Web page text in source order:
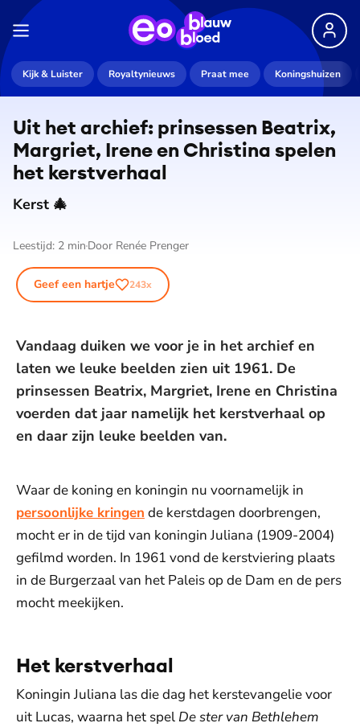
Kijk & Luister Royaltynieuws Praat mee Koningshuizen
Uit het archief: prinsessen Beatrix,
Margriet, Irene en Christina spelen
het kerstverhaal
Kerst 🎄
Leestijd: 2 min Door Renée Prenger
Geef een hartje 243x
Vandaag duiken we voor je in het archief en
laten we leuke beelden zien uit 1961. De
prinsessen Beatrix, Margriet, Irene en Christina
voerden dat jaar namelijk het kerstverhaal op
en daar zijn leuke beelden van.
Waar de koning en koningin nu voornamelijk in
persoonlijke kringen de kerstdagen doorbrengen,
mocht er in de tijd van koningin Juliana (1909-2004)
gefilmd worden. In 1961 vond de kerstviering plaats
in de Burgerzaal van het Paleis op de Dam en de pers
mocht meekijken.
Het kerstverhaal
Koningin Juliana las die dag het kerstevangelie voor
uit Lucas, waarna het spel De ster van Bethlehem